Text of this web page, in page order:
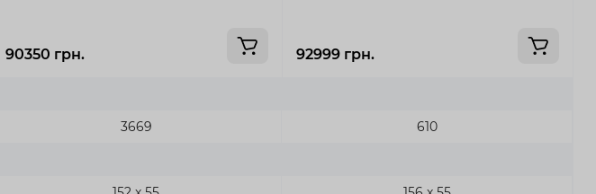
90350 грн.
3669
92999 грн.
610